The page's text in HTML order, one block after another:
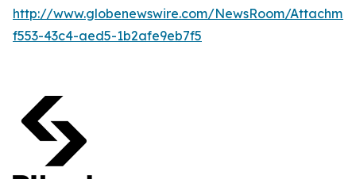
http://www.globenewswire.com/NewsRoom/
f553-43c4-aed5-1b2afe9eb7f5